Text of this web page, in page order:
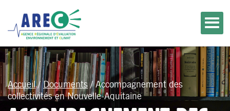
Accueil/Documents/Accompagnement des
collectivités en Nouvelle-Aquitaine